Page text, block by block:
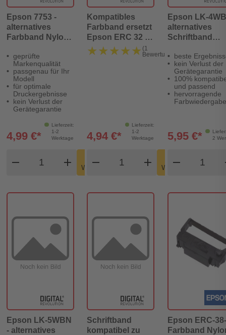
Epson 7753 -
alternatives
Farbband Nylon
Zeichen - Digital
Revolution
geprüfte
Markenqualität
passgenau für Ihr
Modell
für optimale
Druckergebnisse
kein Verlust der
Gerätegarantie
Lieferzeit:
1-2
Werktage
4,99 €*
remove add
Warenkorb
shopping_cart
Kompatibles
Farbband ersetzt
Epson ERC 32 B
C43SO15371
★★★★★
★★★★★ (1
Bewertung)
Lieferzeit:
1-2
Werktage
4,94 €*
remove add
Warenkorb
shopping_cart
Epson LK-
alternatives
Schriftband
12mm x 9
Digital
beste
kein Verlust der
Gerätegarantie
100%
und passend
hervorragende
Farbwiedergabe
2
5,95 €*
remove
Epson LK-5WBN
- alternatives
Schriftband
kompatibel zu
Epson ERC-
Farbband